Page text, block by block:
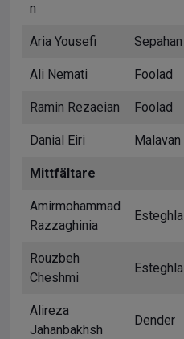
n
Aria Yousefi Sepahan
Ali Nemati Foolad
Ramin Rezaeian Foolad
Danial Eiri Malavan
Mittfältare
Amirmohammad
Razzaghinia
Esteghlal
Rouzbeh
Cheshmi
Esteghlal
Alireza
Jahanbakhsh
Dender